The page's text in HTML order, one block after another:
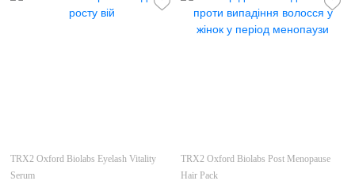
TRX2 Oxford Biolabs Eyelash Vitality
Serum
TRX2 Oxford Biolabs Post Menopause
Hair Pack